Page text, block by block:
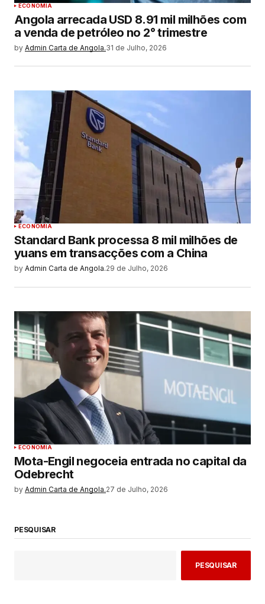
ECONOMIA
Angola arrecada USD 8.91 mil milhões com
a venda de petróleo no 2° trimestre
by Admin Carta de Angola.31 de Julho, 2026
ECONOMIA
Standard Bank processa 8 mil milhões de
yuans em transacções com a China
by Admin Carta de Angola.29 de Julho, 2026
ECONOMIA
Mota-Engil negoceia entrada no capital da
Odebrecht
by Admin Carta de Angola.27 de Julho, 2026
PESQUISAR
PESQUISAR